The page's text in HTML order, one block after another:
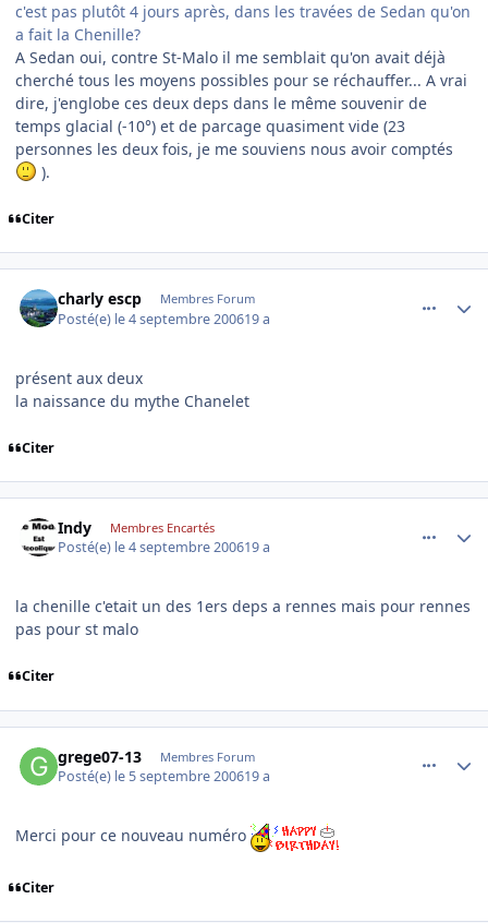
c'est pas plutôt 4 jours après, dans les travées de Sedan qu'on
a fait la Chenille?
A Sedan oui, contre St-Malo il me semblait qu'on avait déjà
cherché tous les moyens possibles pour se réchauffer... A vrai
dire, j'englobe ces deux deps dans le même souvenir de
temps glacial (-10°) et de parcage quasiment vide (23
personnes les deux fois, je me souviens nous avoir comptés
).
Citer
charly escp Membres Forum
Posté(e) le 4 septembre 200619 a
présent aux deux
la naissance du mythe Chanelet
Citer
Indy Membres Encartés
Posté(e) le 4 septembre 200619 a
la chenille c'etait un des 1ers deps a rennes mais pour rennes
pas pour st malo
Citer
grege07-13 Membres Forum
Posté(e) le 5 septembre 200619 a
Merci pour ce nouveau numéro
Citer